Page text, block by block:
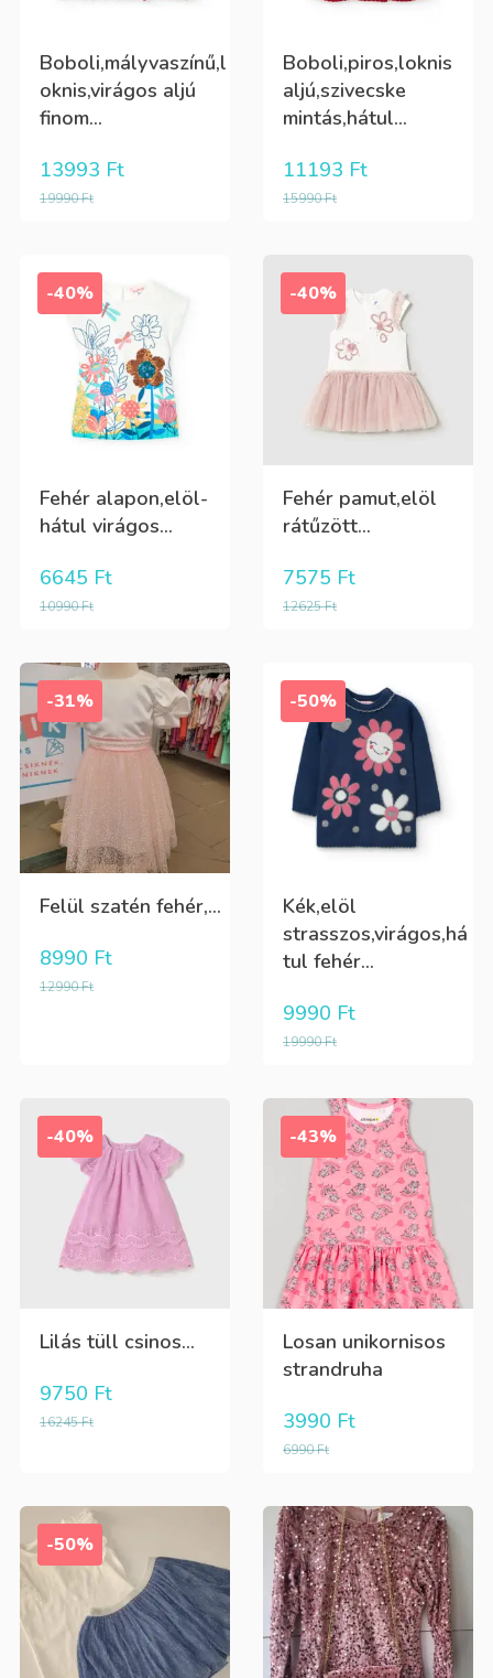
Boboli,mályvaszínű,l
oknis,virágos aljú
finom...
19990Ft
13993 Ft
Boboli,piros,loknis
aljú,szivecske
mintás,hátul...
15990Ft
11193 Ft
-40%
Fehér alapon,elöl-
hátul virágos...
10990Ft
6645 Ft
-40%
Fehér pamut,elöl
rátűzött...
12625Ft
7575 Ft
-31%
Felül szatén fehér,...
12990Ft
8990 Ft
-50%
Kék,elöl
strasszos,virágos,há
tul fehér...
19990Ft
9990 Ft
-40%
Lilás tüll csinos...
16245Ft
9750 Ft
-43%
Losan unikornisos
strandruha
6990Ft
3990 Ft
-50%